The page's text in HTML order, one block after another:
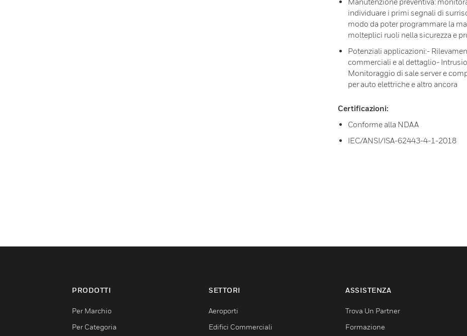
individuare i primi segnali di
modo da poter programmare la
molteplici ruoli nella sicurezza e
Potenziali applicazioni:-
commerciali e al dettaglio-
Monitoraggio di sale server e
per auto elettriche e altro ancora
Certificazioni:
Conforme alla NDAA
IEC/ANSI/ISA-62443-4-1-2018
PRODOTTI
Per Marchio
Per Categoria
SETTORI
Aeroporti
Edifici Commerciali
ASSISTENZA
Trova Un Partner
Formazione